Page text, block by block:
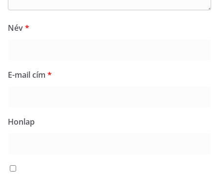
Név*
E-mail cím *
Honlap